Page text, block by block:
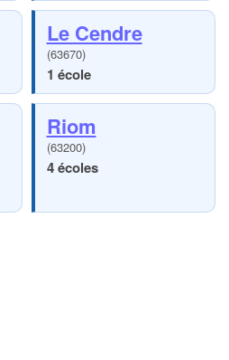
Le Cendre
(63670)
1 école
Riom
(63200)
4 écoles